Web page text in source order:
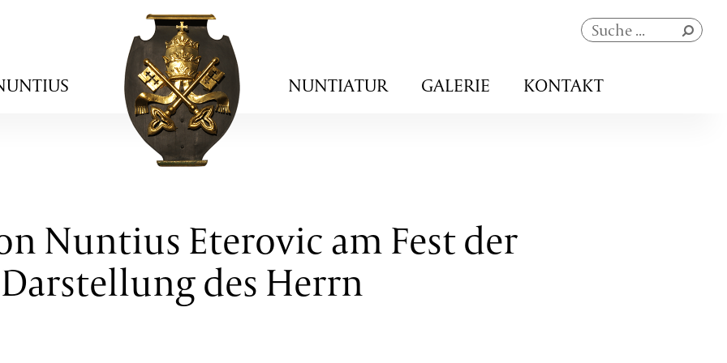
Navigation
überspringen
NUNTIATUR GALERIE KONTAKT
Nuntius Eterovic am Fest der
Darstellung des Herrn